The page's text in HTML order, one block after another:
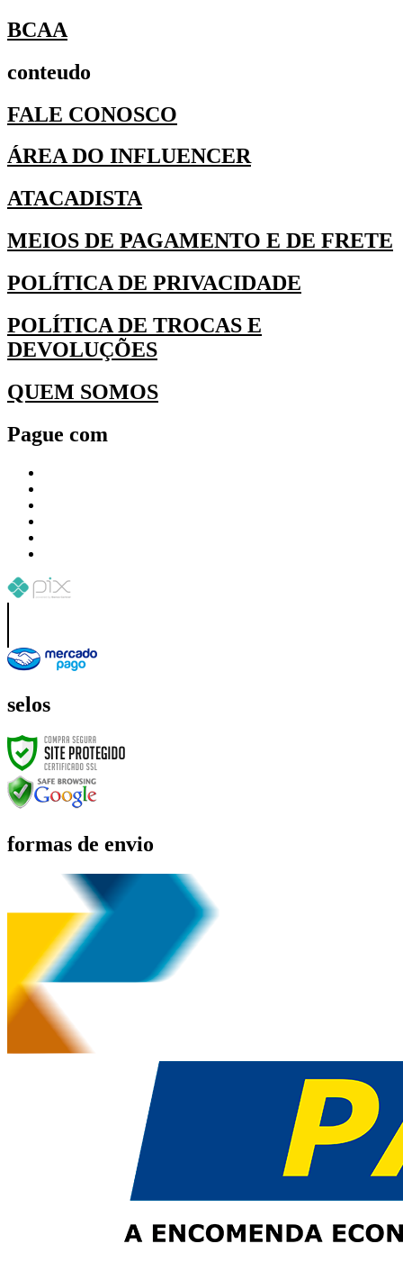
BCAA
conteudo
FALE CONOSCO
ÁREA DO INFLUENCER
ATACADISTA
MEIOS DE PAGAMENTO E DE FRETE
POLÍTICA DE PRIVACIDADE
POLÍTICA DE TROCAS E
DEVOLUÇÕES
QUEM SOMOS
Pague com
selos
formas de envio